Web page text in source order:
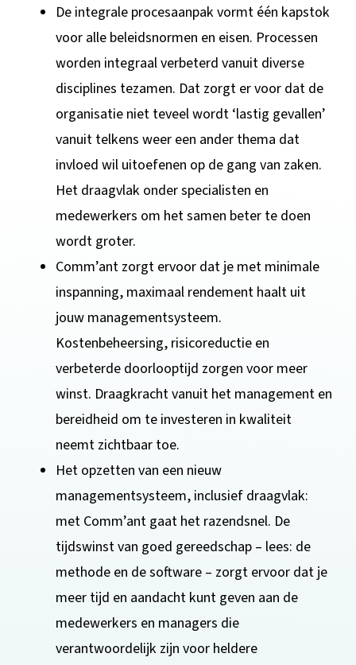
De integrale procesaanpak vormt één kapstok
voor alle beleidsnormen en eisen. Processen
worden integraal verbeterd vanuit diverse
disciplines tezamen. Dat zorgt er voor dat de
organisatie niet teveel wordt ‘lastig gevallen’
vanuit telkens weer een ander thema dat
invloed wil uitoefenen op de gang van zaken.
Het draagvlak onder specialisten en
medewerkers om het samen beter te doen
wordt groter.
Comm’ant zorgt ervoor dat je met minimale
inspanning, maximaal rendement haalt uit
jouw managementsysteem.
Kostenbeheersing, risicoreductie en
verbeterde doorlooptijd zorgen voor meer
winst. Draagkracht vanuit het management en
bereidheid om te investeren in kwaliteit
neemt zichtbaar toe.
Het opzetten van een nieuw
managementsysteem, inclusief draagvlak:
met Comm’ant gaat het razendsnel. De
tijdswinst van goed gereedschap – lees: de
methode en de software – zorgt ervoor dat je
meer tijd en aandacht kunt geven aan de
medewerkers en managers die
verantwoordelijk zijn voor heldere